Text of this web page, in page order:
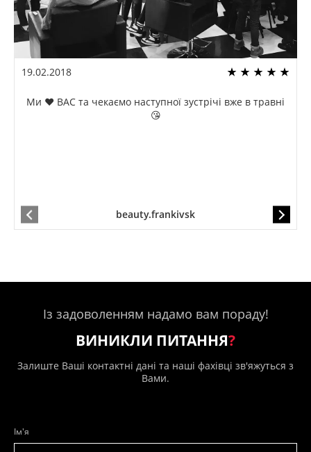
19.02.2018
Ми ❤️ ВАС та чекаємо наступної зустрічі вже в травні
😘
beauty.frankivsk
Із задоволенням надамо вам пораду!
ВИНИКЛИ ПИТАННЯ?
Залиште Ваші контактні дані та наші фахівці зв'яжуться з
Вами.
Ім'я